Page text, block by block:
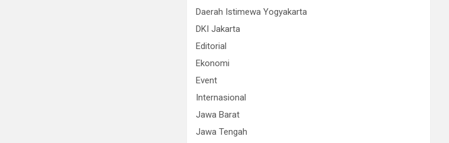
Daerah Istimewa Yogyakarta
DKI Jakarta
Editorial
Ekonomi
Event
Internasional
Jawa Barat
Jawa Tengah